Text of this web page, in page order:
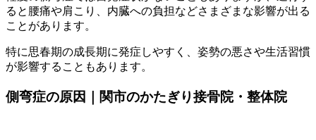
ると腰痛や肩こり、内臓への負担などさまざまな影響が出る
ことがあります。
特に思春期の成長期に発症しやすく、姿勢の悪さや生活習慣
が影響することもあります。
側弯症の原因｜関市のかたぎり接骨院・整体院